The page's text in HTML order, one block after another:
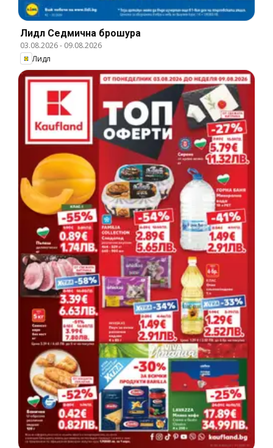
Лидл Cедмична брошура
03.08.2026- 09.08.2026
Лидл